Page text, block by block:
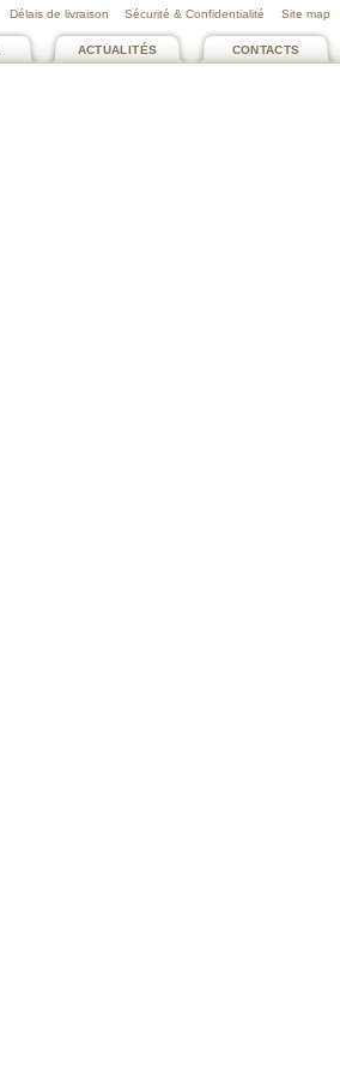
Site map
Délais de livraison Sécurité & Confidentialité
CONTACTS
ACTUALITÉS